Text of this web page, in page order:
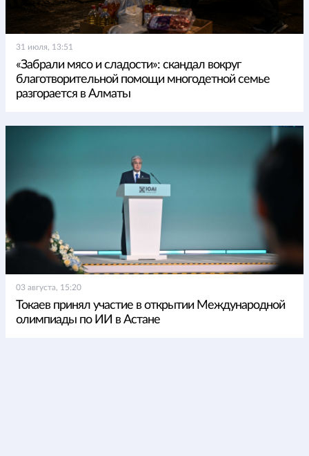
31 июля, 13:51
«Забрали мясо и сладости»: скандал вокруг
благотворительной помощи многодетной семье
разгорается в Алматы
03 августа, 15:20
Токаев принял участие в открытии Международной
олимпиады по ИИ в Астане